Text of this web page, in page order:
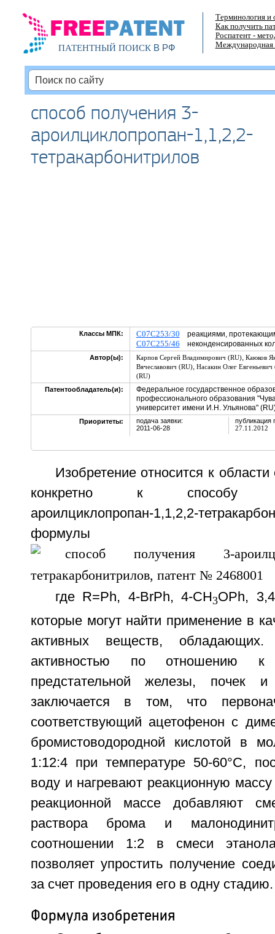
ПАТЕНТНЫЙ ПОИСКВ РФ
Терминология и
Как получить
Роспатент -
Международная
способ получения 3-
ароилциклопропан-1,1,2,2-
тетракарбонитрилов
Классы МПК: C07C253/30 реакциями,
C07C255/46 неконденсированных
Автор(ы): Карпов Сергей Владимирович (RU), Каюков
Вячеславович (RU), Насакин Олег Евгеньевич
(RU)
Патентообладатель(и):
Федеральное государственное
профессионального образования
университет имени И.Н. Ульянова"
Приоритеты:
подача заявки:
2011-06-28
публикация
27.11.2012
Изобретение относится к
конкретно к способу
ароилциклопропан-1,1,2,2-
формулы
где R=Ph, 4-BrPh, 4-СН3ОРh,
которые могут найти применение в
активных веществ, обладающих.
активностью по отношению к
предстательной железы, почек
заключается в том, что
соответствующий ацетофенон с
бромистоводородной кислотой в
1:12:4 при температуре 50-60°С,
воду и нагревают реакционную
реакционной массе добавляют
раствора брома и
соотношении 1:2 в смеси
позволяет упростить получение
за счет проведения его в одну
Формула изобретения